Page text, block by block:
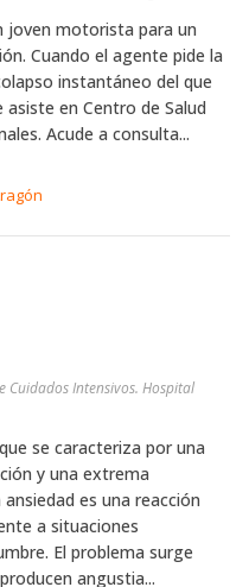
joven motorista para un
Cuando el agente pide la
instantáneo del que
asiste en Centro de Salud
Acude a consulta...
Cuidados Intensivos. Hospital
se caracteriza por una
y una extrema
es una reacción
a situaciones
El problema surge
angustia...